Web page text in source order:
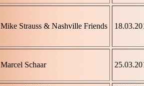
Mike Strauss & Nashville Friends
Marcel Schaar